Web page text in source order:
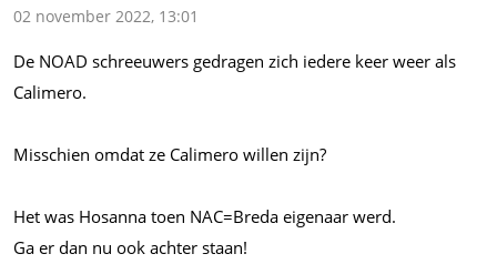
02 november 2022, 13:01
De NOAD schreeuwers gedragen zich iedere keer weer als
Calimero.
Misschien omdat ze Calimero willen zijn?
Het was Hosanna toen NAC=Breda eigenaar werd.
Ga er dan nu ook achter staan!